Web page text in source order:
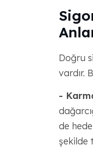
Doğru
vardır.
-
de
şekilde